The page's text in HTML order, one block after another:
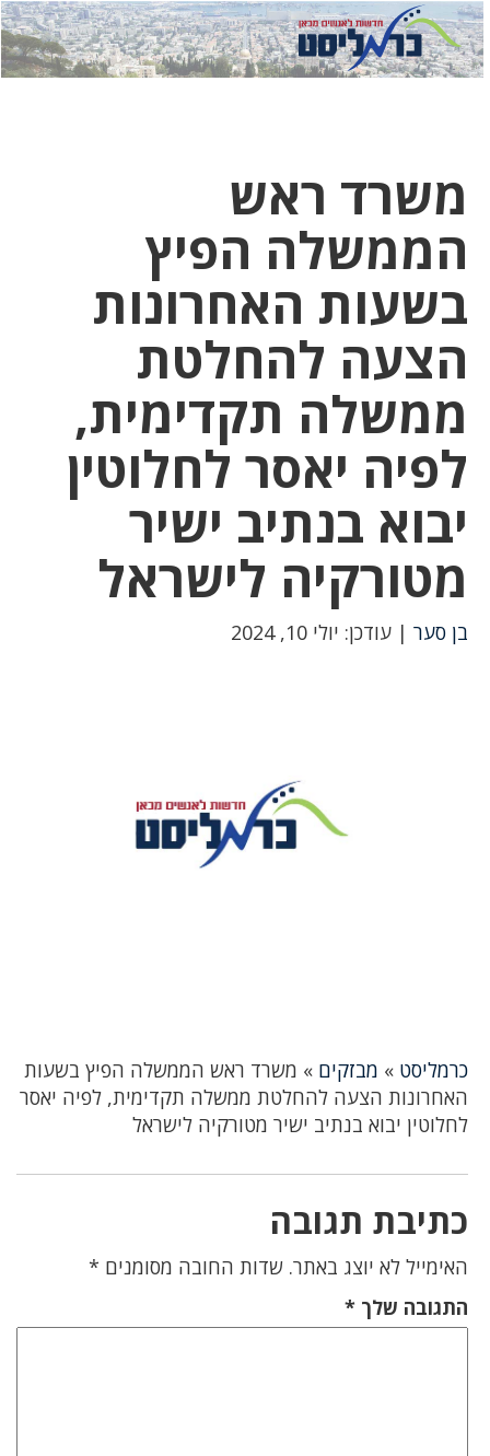
לחץ
כאן
לחץ
כדי
משרד ראש
הממשלה הפיץ
בשעות האחרונות
הצעה להחלטת
ממשלה תקדימית,
לפיה יאסר לחלוטין
יבוא בנתיב ישיר
מטורקיה לישראל
בן סער | עודכן: יולי 10, 2024
כרמליסט » מבזקים » משרד ראש הממשלה הפיץ בשעות
האחרונות הצעה להחלטת ממשלה תקדימית, לפיה יאסר
לחלוטין יבוא בנתיב ישיר מטורקיה לישראל
כתיבת תגובה
האימייל לא יוצג באתר. שדות החובה מסומנים *
התגובה שלך *